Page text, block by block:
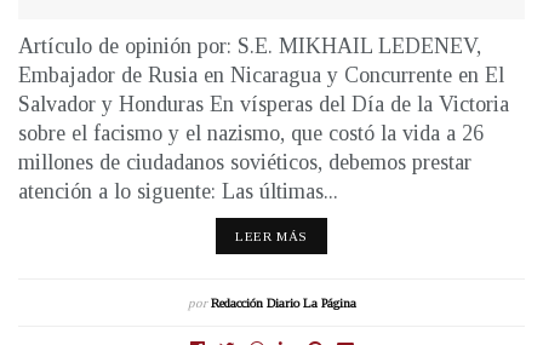
Artículo de opinión por: S.E. MIKHAIL LEDENEV,
Embajador de Rusia en Nicaragua y Concurrente en El
Salvador y Honduras En vísperas del Día de la Victoria
sobre el facismo y el nazismo, que costó la vida a 26
millones de ciudadanos soviéticos, debemos prestar
atención a lo siguente: Las últimas...
LEER MÁS
por Redacción Diario La Página